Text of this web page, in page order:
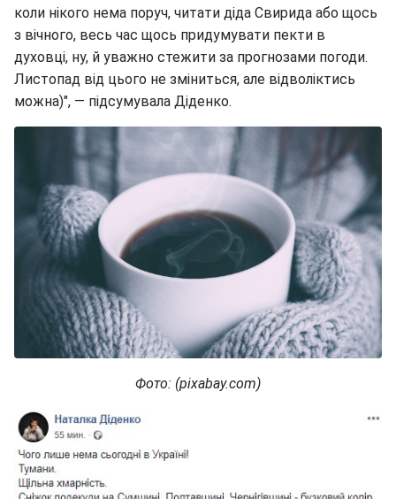
коли нікого нема поруч, читати діда Свирида або щось
з вічного, весь час щось придумувати пекти в
духовці, ну, й уважно стежити за прогнозами погоди.
Листопад від цього не зміниться, але відволіктись
можна)", — підсумувала Діденко.
Фото: (pixabay.com)